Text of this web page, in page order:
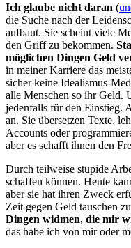
Ich glaube nicht daran (
die Suche nach der
aufbaut. Sie scheint viele
den Griff zu bekommen.
möglichen Dingen Geld
in meiner Karriere das
sicher keine Idealismus-
alle Menschen so ihr Geld.
jedenfalls für den Einstieg.
an. Sie übersetzen Texte,
Accounts oder
aber es schafft ihnen den
Durch teilweise stupide
schaffen können. Heute
aber sie hat ihren Zweck
Zeit gegen Geld tauschen
Dingen widmen, die mir
das habe ich von mir oder